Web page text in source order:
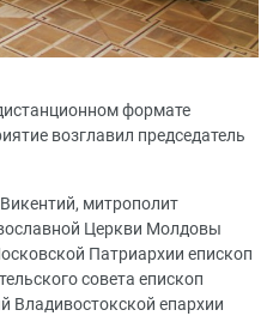
формате
возглавил председатель
митрополит
Церкви Молдовы
Патриархии епископ
совета епископ
Владивостокской епархии